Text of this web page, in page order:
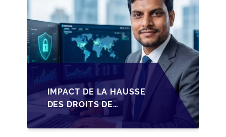
IMPACT DE LA HAUSSE
DES DROITS DE
SUCCESSION EN
WALLONIE SUR LA